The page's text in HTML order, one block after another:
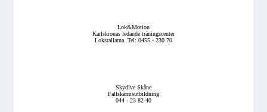
Lok&Motion
Karlskronas ledande träningscenter
Lokstallarna. Tel: 0455 - 230 70
Skydive Skåne
Fallskärmsutbildning
044 - 23 82 40